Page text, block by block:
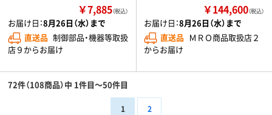
￥7,885（税込）
お届け日：8月26日（水）まで
直送品 制御部品・機器等取扱
店９からお届け
￥144,600（税込）
お届け日：8月26日（水）まで
直送品 ＭＲＯ商品取扱店２
からお届け
72件（108商品）中 1件目～50件目
1 2